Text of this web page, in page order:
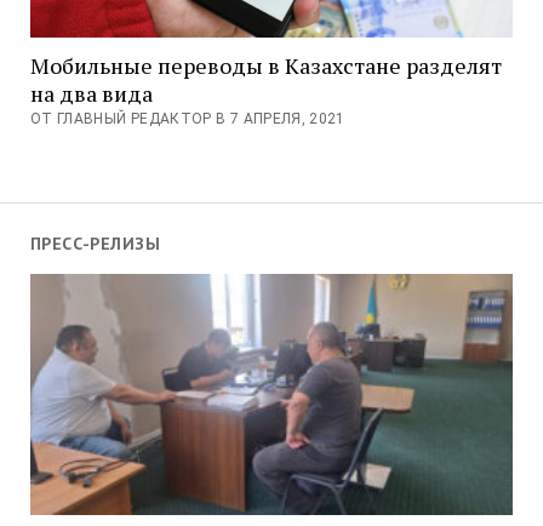
ПРЕСС-РЕЛИЗЫ
Мобильные переводы в Казахстане разделят
на два вида
ОТ ГЛАВНЫЙ РЕДАКТОР В 7 АПРЕЛЯ, 2021